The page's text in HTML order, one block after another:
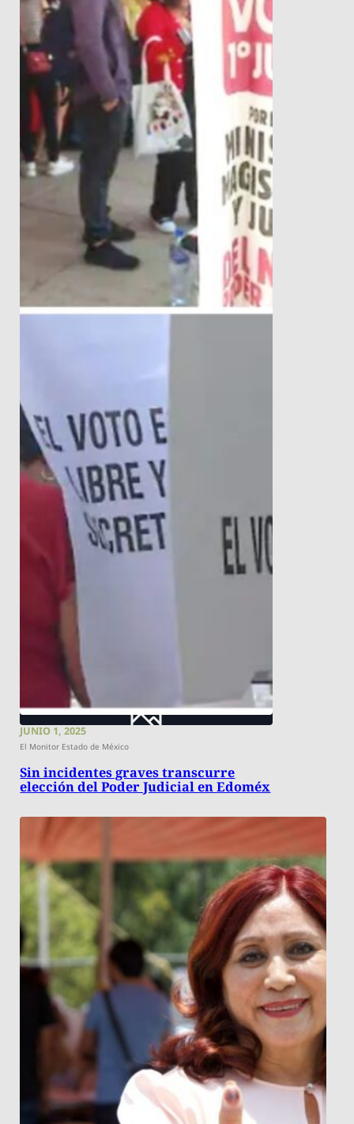
JUNIO 1, 2025
El Monitor Estado de México
Sin incidentes graves transcurre
elección del Poder Judicial en Edoméx